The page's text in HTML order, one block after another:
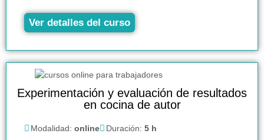
Ver detalles del curso
Experimentación y evaluación de resultados
en cocina de autor
Modalidad: online Duración: 5 h